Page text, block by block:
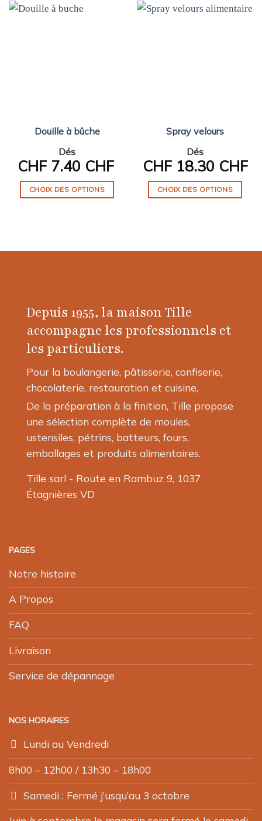
Douille à bûche
Dés
CHF7.40 CHF
CHOIX DES OPTIONS
être
sur
la
page
du
produit
Spray velours
Dés
CHF18.30 CHF
CHOIX DES OPTIONS
choisies
page
du
produit
Depuis 1955, la maison Tille
accompagne les professionnels et
les particuliers.
Pour la boulangerie, pâtisserie, confiserie,
chocolaterie, restauration et cuisine,
De la préparation à la finition, Tille propose
une sélection complète de moules,
ustensiles, pétrins, batteurs, fours,
emballages et produits alimentaires.
Tille sarl - Route en Rambuz 9, 1037
Étagnières VD
PAGES
Notre histoire
A Propos
FAQ
Livraison
Service de dépannage
NOS HORAIRES
Lundi au Vendredi
8h00 – 12h00 / 13h30 – 18h00
Samedi : Fermé j’usqu’au 3 octobre